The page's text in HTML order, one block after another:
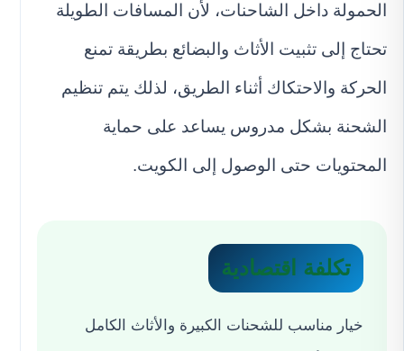
الحمولة داخل الشاحنات، لأن المسافات الطويلة
تحتاج إلى تثبيت الأثاث والبضائع بطريقة تمنع
الحركة والاحتكاك أثناء الطريق، لذلك يتم تنظيم
الشحنة بشكل مدروس يساعد على حماية
المحتويات حتى الوصول إلى الكويت.
تكلفة اقتصادية
خيار مناسب للشحنات الكبيرة والأثاث الكامل